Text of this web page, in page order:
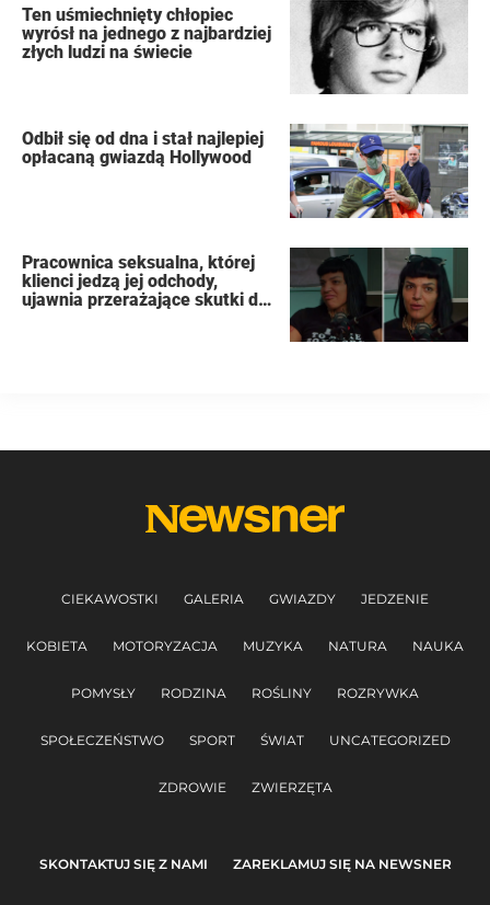
Ten uśmiechnięty chłopiec
wyrósł na jednego z najbardziej
złych ludzi na świecie
Odbił się od dna i stał najlepiej
opłacaną gwiazdą Hollywood
Pracownica seksualna, której
klienci jedzą jej odchody,
ujawnia przerażające skutki dla
CIEKAWOSTKI GALERIA GWIAZDY JEDZENIE
KOBIETA MOTORYZACJA MUZYKA NATURA NAUKA
POMYSŁY RODZINA ROŚLINY ROZRYWKA
SPOŁECZEŃSTWO SPORT ŚWIAT UNCATEGORIZED
ZDROWIE ZWIERZĘTA
SKONTAKTUJ SIĘ Z NAMI ZAREKLAMUJ SIĘ NA NEWSNER